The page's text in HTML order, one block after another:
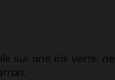
sur une iris verte, ne